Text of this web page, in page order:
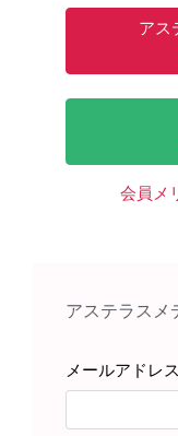
製品情報
アス
会員メ
アステラスメ
メールアドレ